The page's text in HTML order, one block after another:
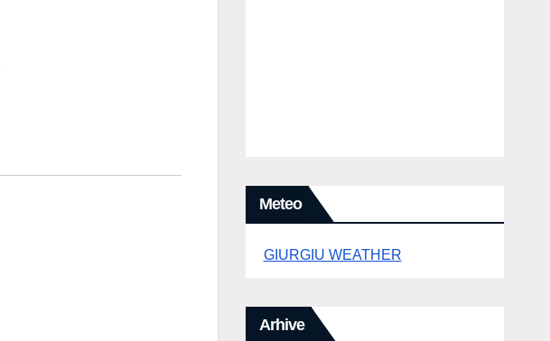
Meteo
GIURGIU WEATHER
Arhive